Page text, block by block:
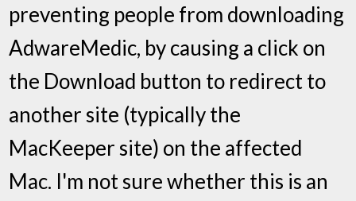
preventing people from downloading
AdwareMedic, by causing a click on
the Download button to redirect to
another site (typically the
MacKeeper site) on the affected
Mac. I'm not sure whether this is an